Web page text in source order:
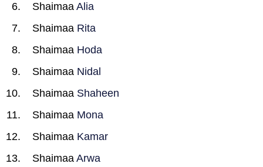
Shaimaa Alia
Shaimaa Rita
Shaimaa Hoda
Shaimaa Nidal
Shaimaa Shaheen
Shaimaa Mona
Shaimaa Kamar
Shaimaa Arwa